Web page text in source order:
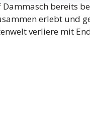
bereits
erlebt und
verliere mit